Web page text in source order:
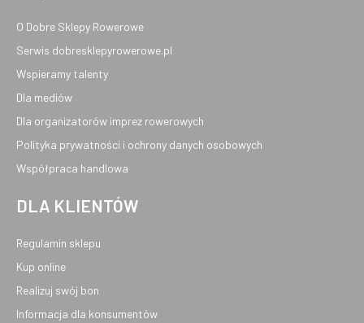
O Dobre Sklepy Rowerowe
Serwis dobresklepyrowerowe.pl
Wspieramy talenty
Dla mediów
Dla organizatorów imprez rowerowych
Polityka prywatności i ochrony danych osobowych
Współpraca handlowa
DLA KLIENTÓW
Regulamin sklepu
Kup online
Realizuj swój bon
Informacja dla konsumentów